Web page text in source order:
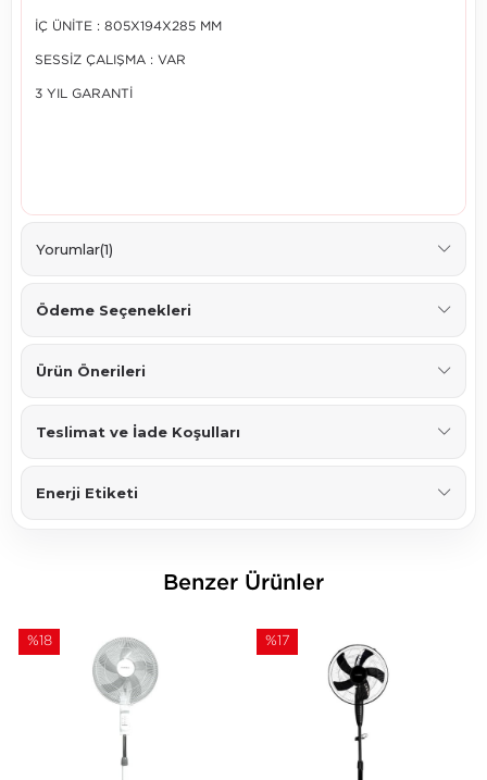
İÇ ÜNİTE : 805X194X285 MM
SESSİZ ÇALIŞMA : VAR
3 YIL GARANTİ
Yorumlar(1)
Ödeme Seçenekleri
Ürün Önerileri
Teslimat ve İade Koşulları
Enerji Etiketi
Benzer Ürünler
%18 %17